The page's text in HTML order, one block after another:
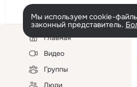
Мы используем cookie-
законный представитель.
Левая
колонкаГлавная
Видео
Группы
Люди